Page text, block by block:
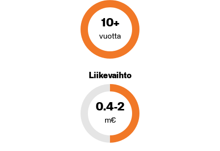
10+
vuotta
Liikevaihto
0.4-2
m€